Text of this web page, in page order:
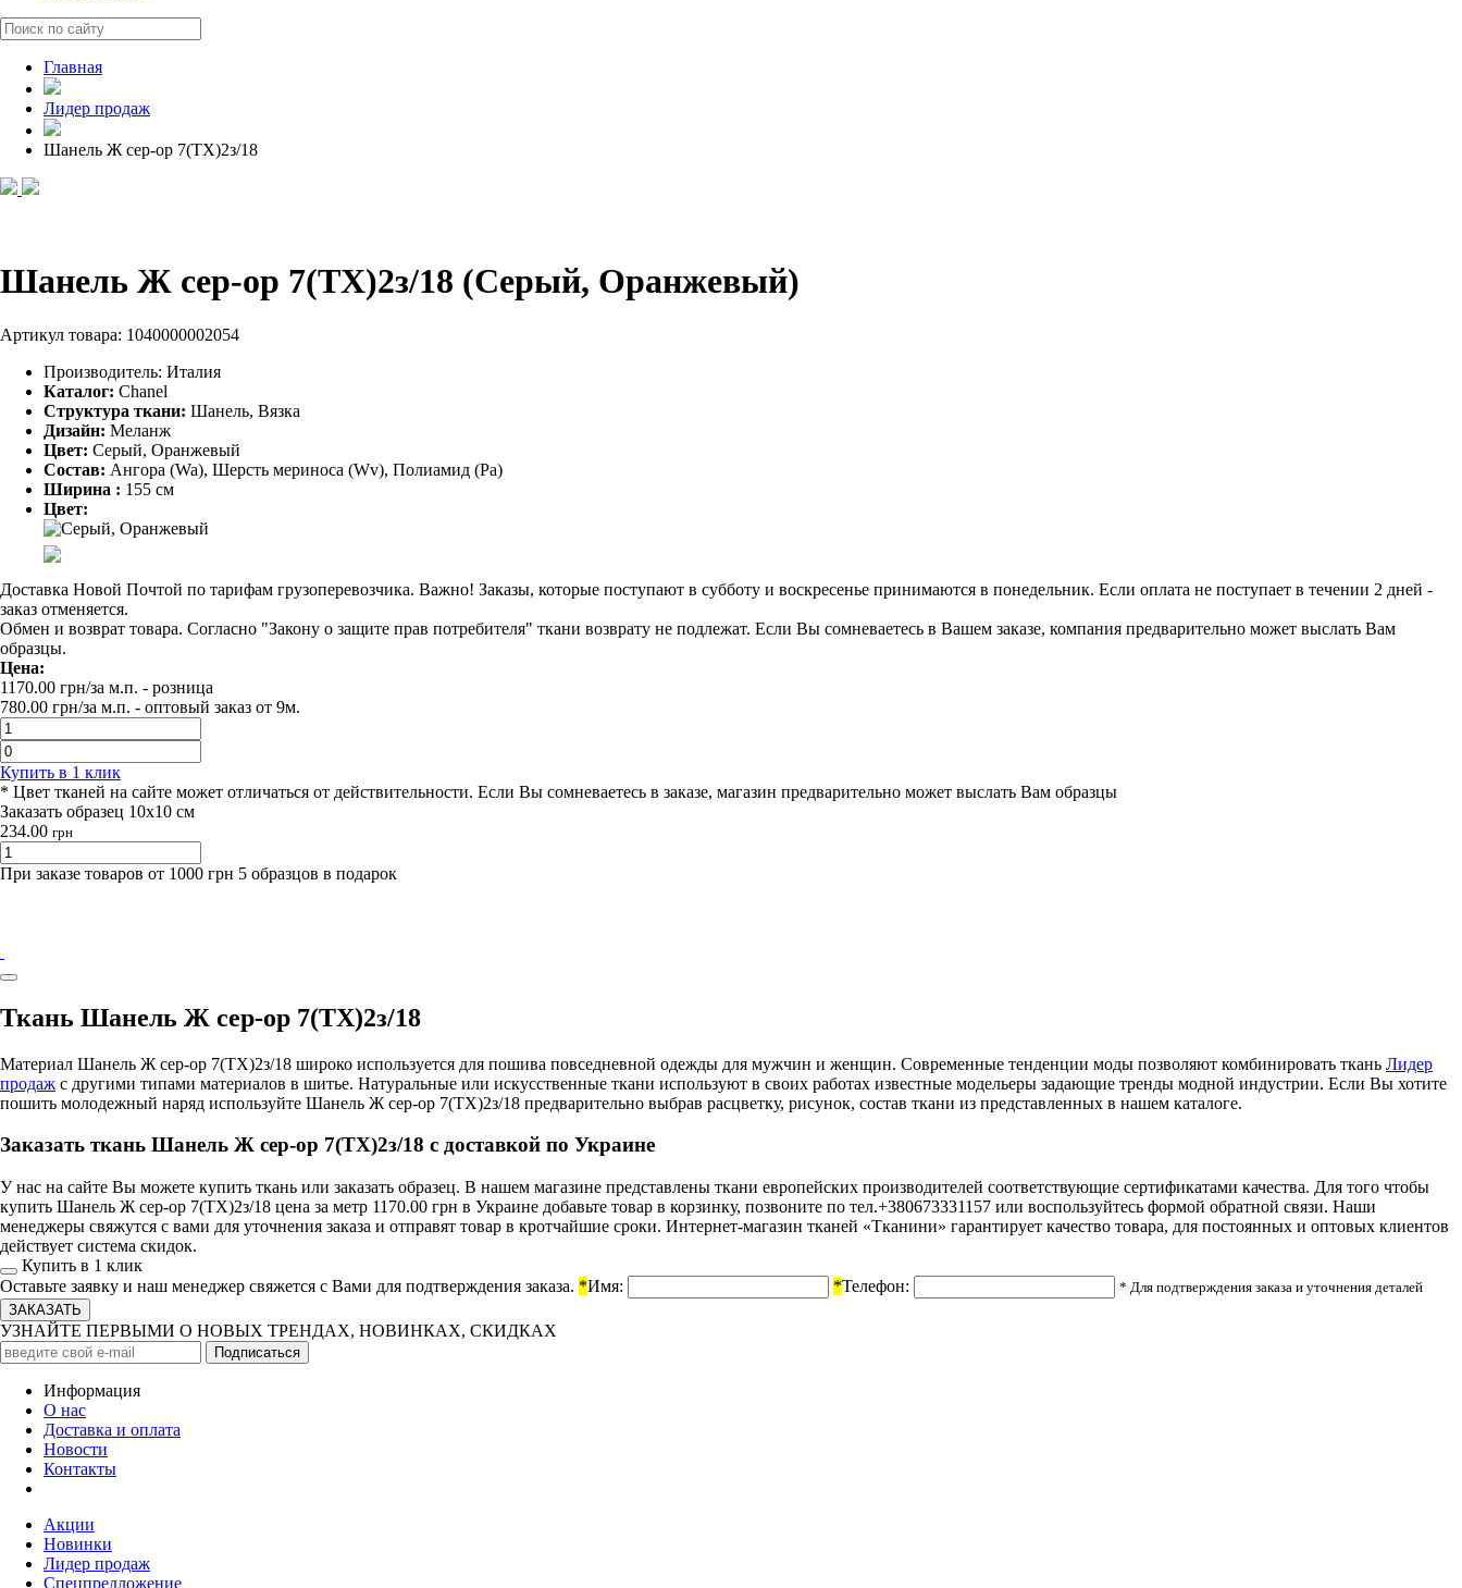
Главная
Лидер продаж
Шанель Ж сер-ор 7(TX)2з/18
Шанель Ж сер-ор 7(TX)2з/18 (Серый, Оранжевый)
Артикул товара: 1040000002054
Производитель: Италия
Каталог: Chanel
Структура ткани: Шанель, Вязка
Дизайн: Меланж
Цвет: Серый, Оранжевый
Состав: Ангора (Wa), Шерсть мериноса (Wv), Полиамид (Pa)
Ширина : 155 см
Цвет:
Доставка Новой Почтой по тарифам грузоперевозчика. Важно! Заказы, которые поступают в субботу и воскресенье принимаются в понедельник. Если оплата не поступает в течении 2 дней -
заказ отменяется.
Обмен и возврат товара. Согласно "Закону о защите прав потребителя" ткани возврату не подлежат. Если Вы сомневаетесь в Вашем заказе, компания предварительно может выслать Вам
образцы.
Цена:
1170.00 грн/за м.п. - розница
780.00 грн/за м.п. - оптовый заказ от 9м.
Купить в 1 клик
* Цвет тканей на сайте может отличаться от действительности. Если Вы сомневаетесь в заказе, магазин предварительно может выслать Вам образцы
Заказать образец 10х10 см
234.00 грн
При заказе товаров от 1000 грн 5 образцов в подарок
Ткань Шанель Ж сер-ор 7(TX)2з/18
Материал Шанель Ж сер-ор 7(TX)2з/18 широко используется для пошива повседневной одежды для мужчин и женщин. Современные тенденции моды позволяют комбинировать ткань Лидер
продаж с другими типами материалов в шитье. Натуральные или искусственные ткани используют в своих работах известные модельеры задающие тренды модной индустрии. Если Вы хотите
пошить молодежный наряд используйте Шанель Ж сер-ор 7(TX)2з/18 предварительно выбрав расцветку, рисунок, состав ткани из представленных в нашем каталоге.
Заказать ткань Шанель Ж сер-ор 7(TX)2з/18 с доставкой по Украине
У нас на сайте Вы можете купить ткань или заказать образец. В нашем магазине представлены ткани европейских производителей соответствующие сертификатами качества. Для того чтобы
купить Шанель Ж сер-ор 7(TX)2з/18 цена за метр 1170.00 грн в Украине добавьте товар в корзинку, позвоните по тел.+380673331157 или воспользуйтесь формой обратной связи. Наши
менеджеры свяжутся с вами для уточнения заказа и отправят товар в кротчайшие сроки. Интернет-магазин тканей «Тканини» гарантирует качество товара, для постоянных и оптовых клиентов
действует система скидок.
Купить в 1 клик
Оставьте заявку и наш менеджер свяжется с Вами для подтверждения заказа. *Имя: *Телефон: * Для подтверждения заказа и уточнения деталей
УЗНАЙТЕ ПЕРВЫМИ О НОВЫХ ТРЕНДАХ, НОВИНКАХ, СКИДКАХ
Информация
О нас
Доставка и оплата
Новости
Контакты
Акции
Новинки
Лидер продаж
Спецпредложение